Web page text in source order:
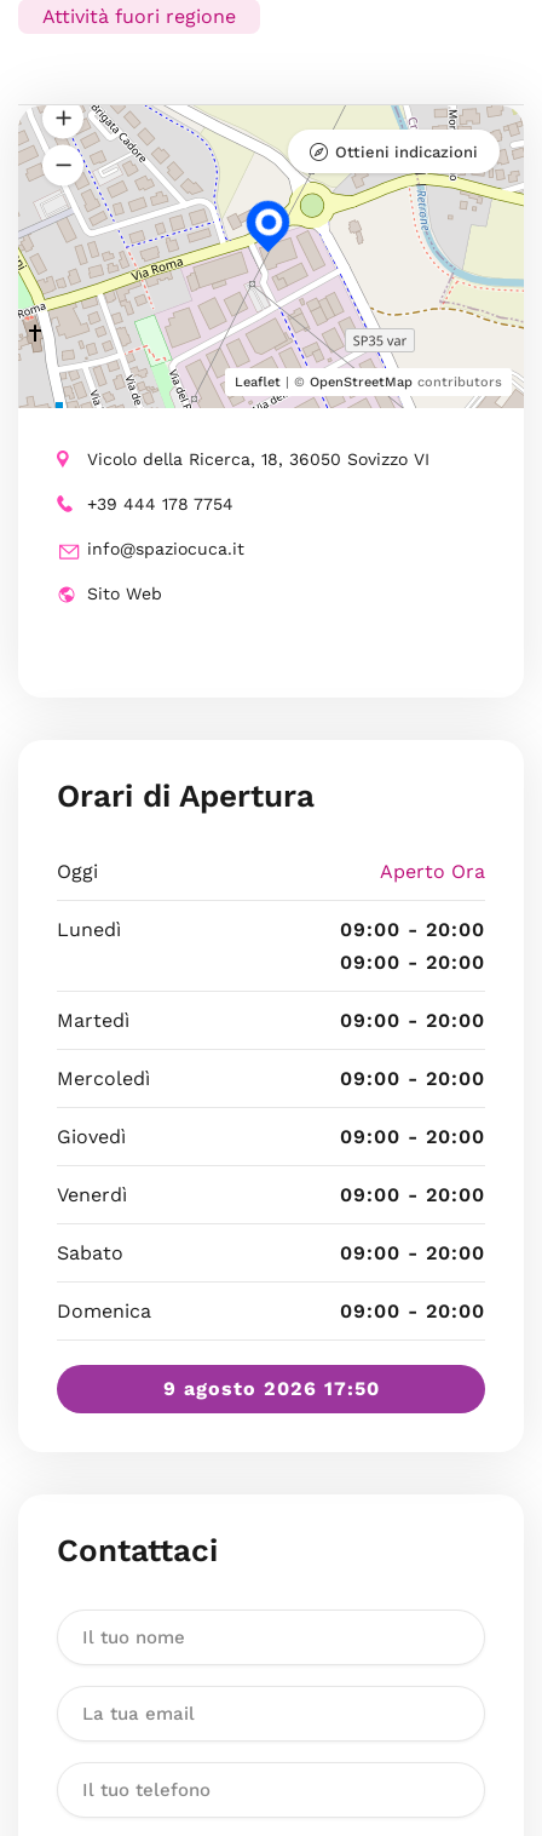
Attività fuori regione
Leaflet | © OpenStreetMap contributors
Ottieni indicazioni
Vicolo della Ricerca, 18, 36050 Sovizzo VI
+39 444 178 7754
info@spaziocuca.it
Sito Web
Orari di Apertura
Oggi Aperto Ora
Lunedì
09:00 - 20:00
09:00 - 20:00
Martedì 09:00 - 20:00
Mercoledì 09:00 - 20:00
Giovedì 09:00 - 20:00
Venerdì 09:00 - 20:00
Sabato 09:00 - 20:00
Domenica 09:00 - 20:00
9 agosto 2026 17:50
Contattaci